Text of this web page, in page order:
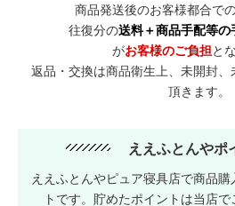
商品発送後のお客様都合で
往復分の送料＋商品手配等の
がお客様のご負担と
返品・交換は商品衛生上、未開封
頂きます。
ええふとんやポ
ええふとんやピュア寝具店で商品
トです。貯めたポイントは当店で